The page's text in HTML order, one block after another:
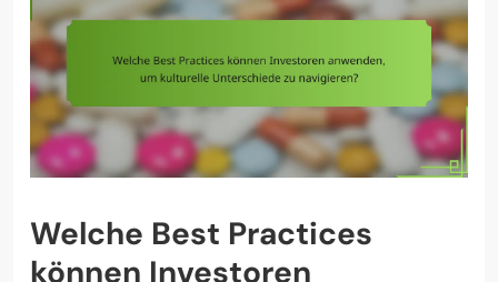
Welche Best Practices
können Investoren